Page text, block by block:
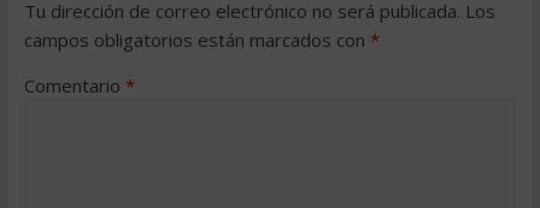
Tu dirección de correo electrónico no será publicada. Los
campos obligatorios están marcados con *
Comentario *